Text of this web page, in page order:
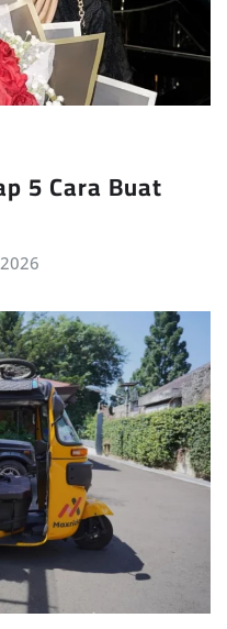
5 Cara Buat